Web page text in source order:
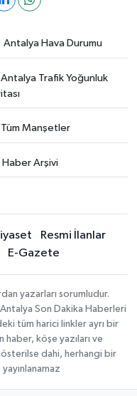
Antalya Hava Durumu
Antalya Trafik Yoğunluk
Tüm Manşetler
Haber Arşivi
Resmi İlanlar
E-Gazete
yazarları sorumludur.
Son Dakika Haberleri
tüm harici linkler ayrı bir
haber, köşe yazıları ve
dahi, herhangi bir